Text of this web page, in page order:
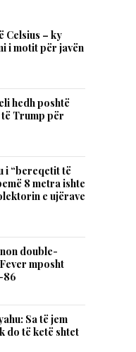
Celsius – ky
i motit për javën
hedh poshtë
Trump për
i “bereqetit të
8 metra ishte
e ujërave
double-
mposht
86
Sa të jem
do të ketë shtet